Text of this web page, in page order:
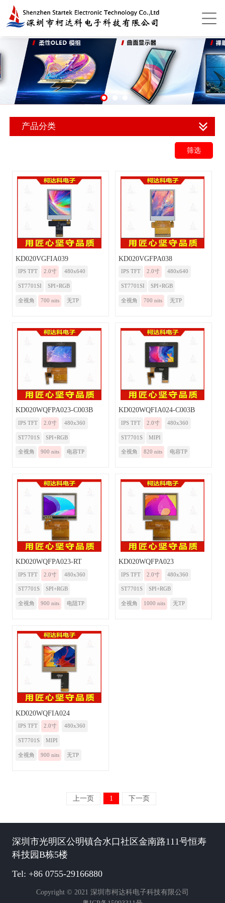
产品分类
筛选
KD020VGFIA039
IPS TFT 2.0寸 480x640
ST7701SI SPI+RGB
全视角 700 nits 无TP
KD020VGFPA038
IPS TFT 2.0寸 480x640
ST7701SI SPI+RGB
全视角 700 nits 无TP
KD020WQFPA023-C003B
IPS TFT 2.0寸 480x360
ST7701S SPI+RGB
全视角 900 nits 电容TP
KD020WQFIA024-C003B
IPS TFT 2.0寸 480x360
ST7701S MIPI
全视角 820 nits 电容TP
KD020WQFPA023-RT
IPS TFT 2.0寸 480x360
ST7701S SPI+RGB
全视角 900 nits 电阻TP
KD020WQFPA023
IPS TFT 2.0寸 480x360
ST7701S SPI+RGB
全视角 1000 nits 无TP
KD020WQFIA024
IPS TFT 2.0寸 480x360
ST7701S MIPI
全视角 900 nits 无TP
上一页 1 下一页
深圳市光明区公明镇合水口社区金南路111号恒寿
科技园B栋5楼
Tel: +86 0755-29166880
Copyright © 2021 深圳市柯达科电子科技有限公司